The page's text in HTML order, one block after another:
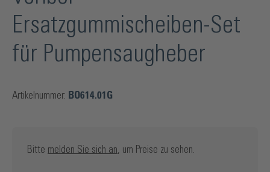
Ersatzgummischeiben-Set
für Pumpensaugheber
Artikelnummer: BO614.01G
Bitte melden Sie sich an , um Preise zu sehen.